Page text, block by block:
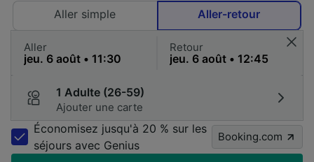
Aller simple
Aller-retour
Aller Retour
1 Adulte (26-59)
Ajouter une carte
Économisez jusqu'à 20 % sur les
séjours avec Genius
Booking.com